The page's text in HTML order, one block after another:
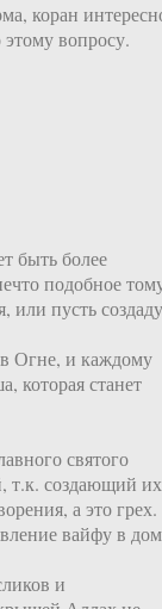
коран
вопросу.
быть более
подобное
или пусть
Огне, и каждому
которая станет
святого
т.к. создающий их
а это грех.
вайфу в
и